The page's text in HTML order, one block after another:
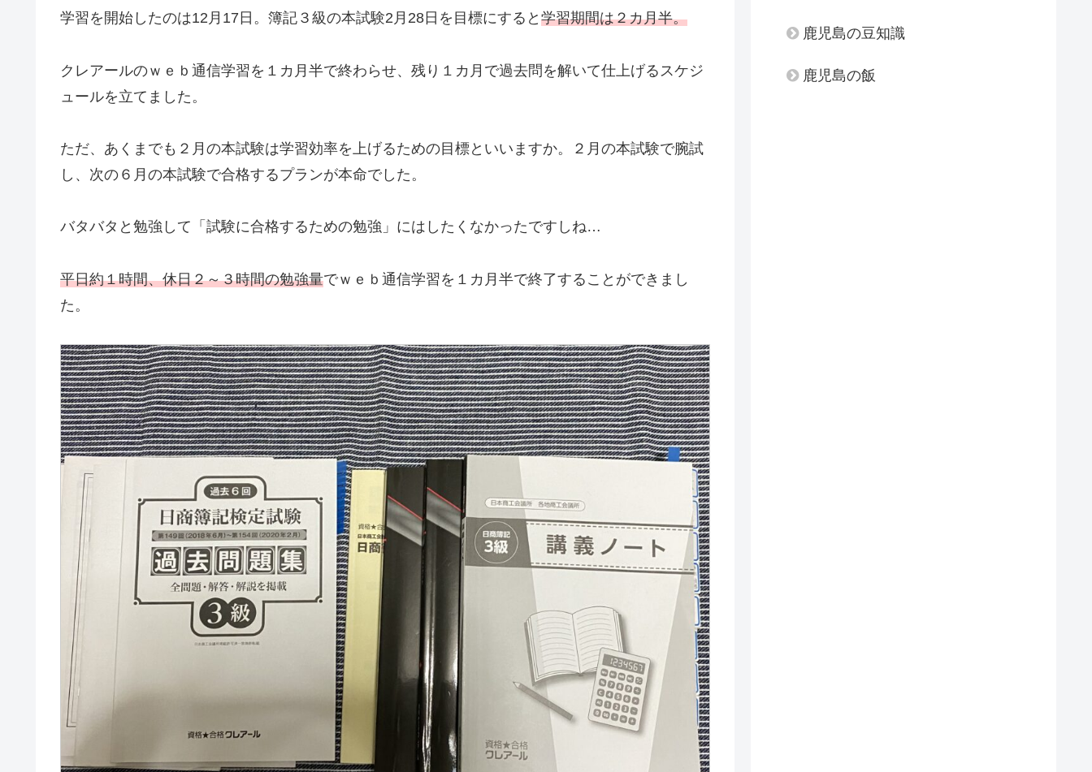
学習を開始したのは12月17日。簿記３級の本試験2月28日を目標にすると 学習期間は２カ月半。
クレアールのｗｅｂ通信学習を１カ月半で終わらせ、残り１カ月で過去問を解いて仕上げるスケジ
ュールを立てました。
ただ、あくまでも２月の本試験は学習効率を上げるための目標といいますか。２月の本試験で腕試
し、次の６月の本試験で合格するプランが本命でした。
バタバタと勉強して「試験に合格するための勉強」にはしたくなかったですしね…
平日約１時間、休日２～３時間の勉強量でｗｅｂ通信学習を１カ月半で終了することができまし
た。
鹿児島の豆知識
鹿児島の飯